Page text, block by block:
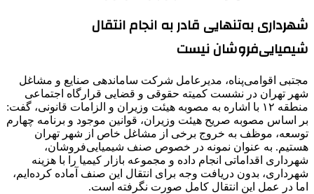
شهرداری به‌تنهایی قادر به انجام انتقال
شیمیایی‌فروشان نیست
مجتبی اقوامی‌پناه، مدیرعامل شرکت ساماندهی صنایع و مشاغل
شهر تهران در نشست کمیته حقوقی و قضایی قرارگاه اجتماعی
منطقه ۱۲ با اشاره به مصوبه هیئت وزیران و الزامات قانونی، گفت:
بر اساس مصوبه صریح هیئت وزیران، قوانین موجود و برنامه چهارم
توسعه، موظف به خروج برخی از مشاغل خاص از شهر تهران
هستیم. به عنوان نمونه در خصوص صنف شیمیایی‌فروشان،
شهرداری اقداماتی انجام داده و مجموعه بازار کیمیا را با هزینه
شهرداری، بدون دریافت وجه برای انتقال این صنف آماده کرده‌ایم،
اما در عمل این انتقال کامل صورت نگرفته است.